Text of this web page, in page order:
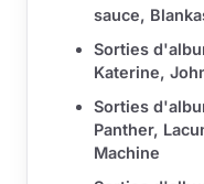
sauce,
Sorties
Katerine,
Sorties
Panther,
Machine